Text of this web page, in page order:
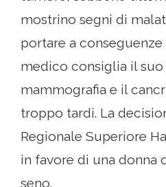
mostrino segni di
portare a
medico consiglia il suo
mammografia e il
troppo tardi. La
Regionale Superiore
in favore di una donna
seno.